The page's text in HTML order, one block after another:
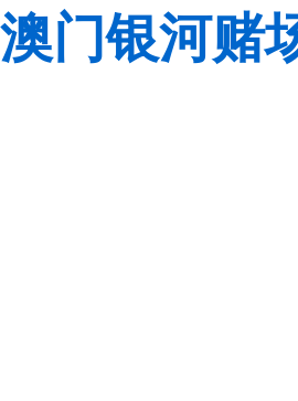
澳门银河赌